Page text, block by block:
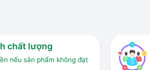
chất lượng
nếu sản phẩm không đạt